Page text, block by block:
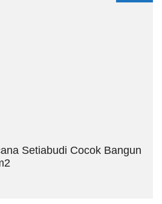
Setiabudi Cocok Bangun